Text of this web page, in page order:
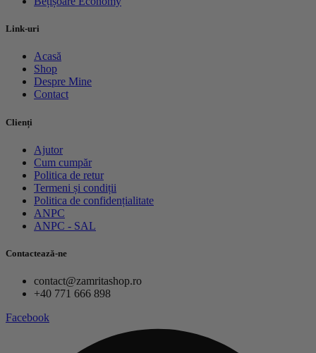
Link-uri
Acasă
Shop
Despre Mine
Contact
Clienți
Ajutor
Cum cumpăr
Politica de retur
Termeni și condiții
Politica de confidențialitate
ANPC
ANPC - SAL
Contactează-ne
contact@zamritashop.ro
+40 771 666 898
Facebook